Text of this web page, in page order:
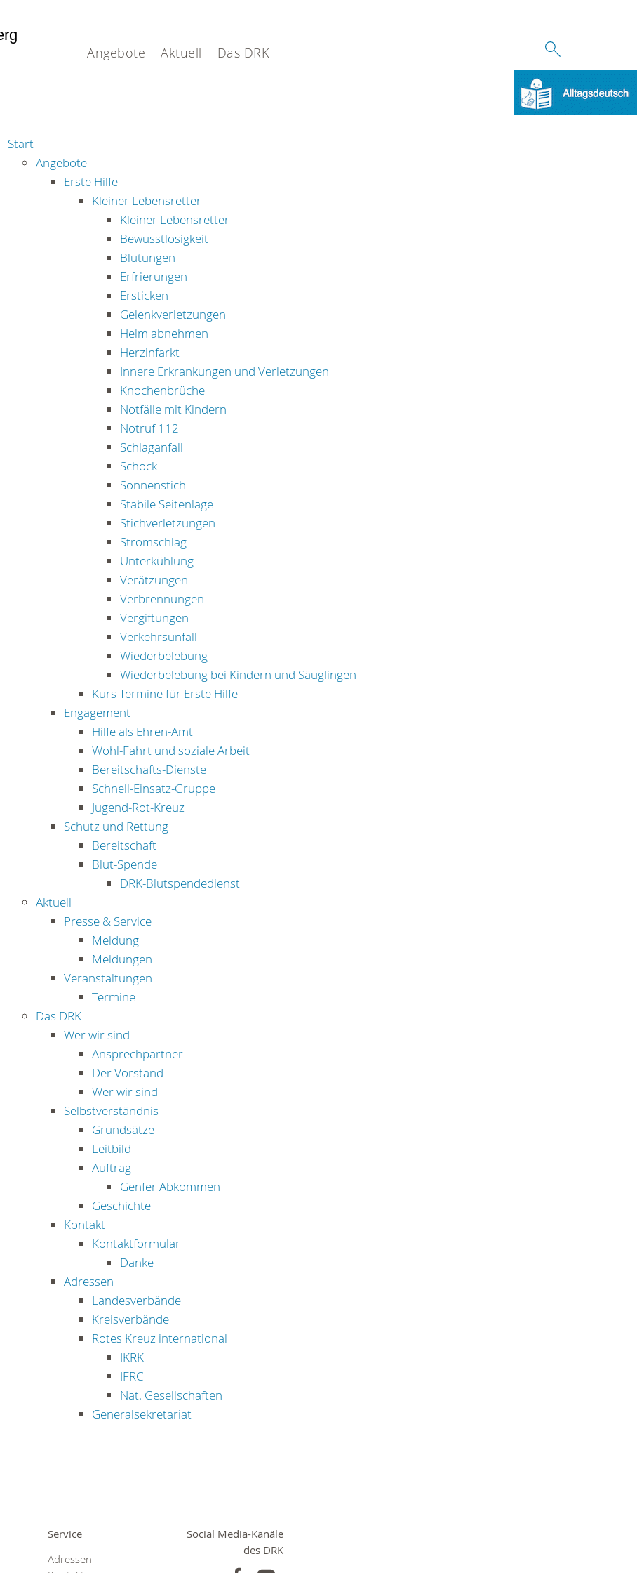
Angebote Aktuell Das DRK
Start
Angebote
Erste Hilfe
Kleiner Lebensretter
Kleiner Lebensretter
Bewusstlosigkeit
Blutungen
Erfrierungen
Ersticken
Gelenkverletzungen
Helm abnehmen
Herzinfarkt
Innere Erkrankungen und Verletzungen
Knochenbrüche
Notfälle mit Kindern
Notruf 112
Schlaganfall
Schock
Sonnenstich
Stabile Seitenlage
Stichverletzungen
Stromschlag
Unterkühlung
Verätzungen
Verbrennungen
Vergiftungen
Verkehrsunfall
Wiederbelebung
Wiederbelebung bei Kindern und Säuglingen
Kurs-Termine für Erste Hilfe
Engagement
Hilfe als Ehren-Amt
Wohl-Fahrt und soziale Arbeit
Bereitschafts-Dienste
Schnell-Einsatz-Gruppe
Jugend-Rot-Kreuz
Schutz und Rettung
Bereitschaft
Blut-Spende
DRK-Blutspendedienst
Aktuell
Presse & Service
Meldung
Meldungen
Veranstaltungen
Termine
Das DRK
Wer wir sind
Ansprechpartner
Der Vorstand
Wer wir sind
Selbstverständnis
Grundsätze
Leitbild
Auftrag
Genfer Abkommen
Geschichte
Kontakt
Kontaktformular
Danke
Adressen
Landesverbände
Kreisverbände
Rotes Kreuz international
IKRK
IFRC
Nat. Gesellschaften
Generalsekretariat
Service
Adressen
Social Media-Kanäle
des DRK